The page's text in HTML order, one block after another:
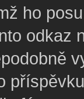
ho
odkaz